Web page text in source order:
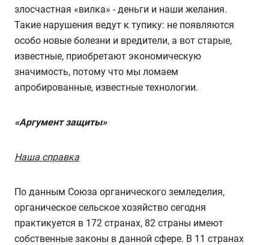
злосчастная «вилка» - деньги и наши желания.
Такие нарушения ведут к тупику: не появляются
особо новые болезни и вредители, а вот старые,
известные, приобретают экономическую
значимость, потому что мы ломаем
апробированные, известные технологии.
«Аргумент защиты»
Наша справка
По данным Союза органического земледелия,
органическое сельское хозяйство сегодня
практикуется в 172 странах, 82 страны имеют
собственные законы в данной сфере. В 11 странах